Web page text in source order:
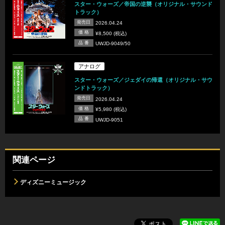
スター・ウォーズ／帝国の逆襲（オリジナル・サウンド
トラック）
発売日 2026.04.24
価 格 ¥8,500 (税込)
品 番 UWJD-9049/50
アナログ
スター・ウォーズ／ジェダイの帰還（オリジナル・サウ
ンドトラック）
発売日 2026.04.24
価 格 ¥5,980 (税込)
品 番 UWJD-9051
関連ページ
ディズニーミュージック